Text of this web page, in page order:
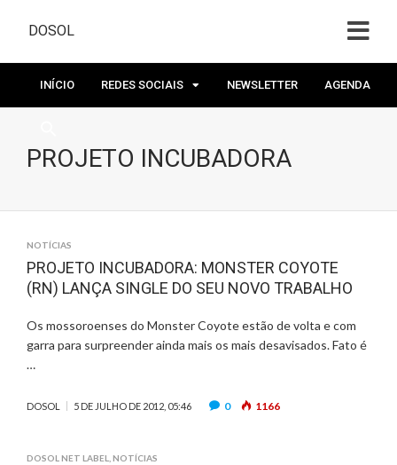
DOSOL
INÍCIO REDES SOCIAIS NEWSLETTER AGENDA
PROJETO INCUBADORA
NOTÍCIAS
PROJETO INCUBADORA: MONSTER COYOTE
(RN) LANÇA SINGLE DO SEU NOVO TRABALHO
Os mossoroenses do Monster Coyote estão de volta e com
garra para surpreender ainda mais os mais desavisados. Fato é
…
DOSOL 5 DE JULHO DE 2012, 05:46 0 1166
DOSOL NET LABEL NOTÍCIAS